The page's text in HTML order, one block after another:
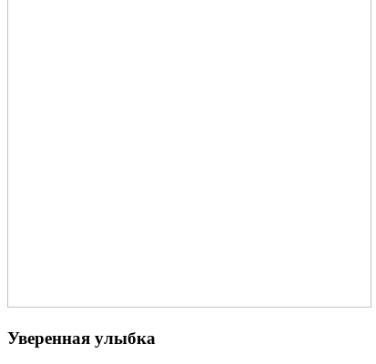
Уверенная улыбка